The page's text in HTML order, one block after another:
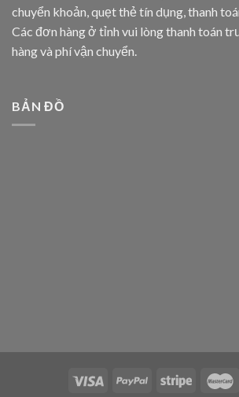
chuyển khoản, quẹt thẻ tín dụng, thanh
Các đơn hàng ở tỉnh vui lòng thanh toán
hàng và phí vận chuyển.
BẢN ĐỒ